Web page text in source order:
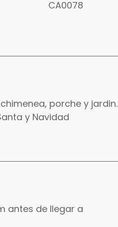
CA0078
porche y jardin.
y Navidad
antes de llegar a